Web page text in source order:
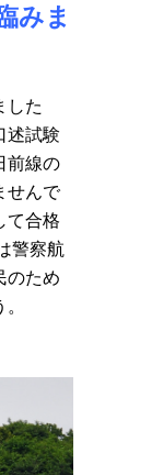
みま
した
述試験
前線の
せんで
て合格
警察航
のため